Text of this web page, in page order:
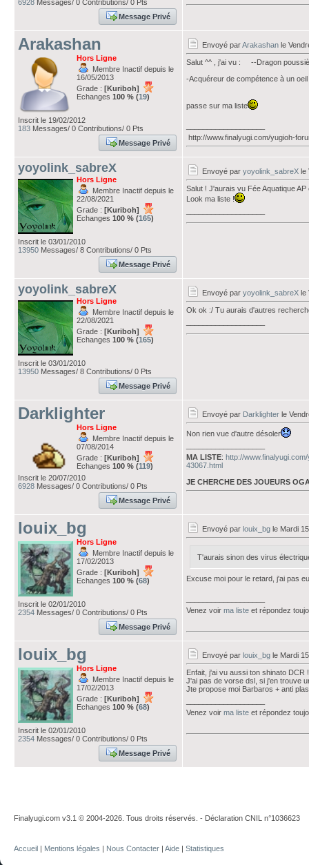
6928 Messages/ 0 Contributions/ 0 Pts
Message Privé
Arakashan
Hors Ligne
Membre Inactif depuis le
16/05/2013
Grade : [Kuriboh]
Echanges 100 % (19)
Inscrit le 19/02/2012
183 Messages/ 0 Contributions/ 0 Pts
Message Privé
Envoyé parArakashan le
Salut ^^ , j'ai vu : --Dragon
-Acquéreur de compétence à un
passe sur ma liste
http://www.finalyugi.com/yugioh-
yoyolink_sabreX
Hors Ligne
Membre Inactif depuis le
22/08/2021
Grade : [Kuriboh]
Echanges 100 % (165)
Inscrit le 03/01/2010
13950 Messages/ 8 Contributions/ 0 Pts
Message Privé
Envoyé par yoyolink_sabreX le
Salut ! J'aurais vu Fée Aquatique
Look ma liste !
yoyolink_sabreX
Hors Ligne
Membre Inactif depuis le
22/08/2021
Grade : [Kuriboh]
Echanges 100 % (165)
Inscrit le 03/01/2010
13950 Messages/ 8 Contributions/ 0 Pts
Message Privé
Envoyé par yoyolink_sabreX le
Ok ok :/ Tu aurais d'autres
Darklighter
Hors Ligne
Membre Inactif depuis le
07/08/2014
Grade : [Kuriboh]
Echanges 100 % (119)
Inscrit le 20/07/2010
6928 Messages/ 0 Contributions/ 0 Pts
Message Privé
Envoyé par Darklighter le
Non rien vue d'autre désoler
MA LISTE: http://
43067.html
JE CHERCHE DES JOUEURS
louix_bg
Hors Ligne
Membre Inactif depuis le
17/02/2013
Grade : [Kuriboh]
Echanges 100 % (68)
Inscrit le 02/01/2010
2354 Messages/ 0 Contributions/ 0 Pts
Message Privé
Envoyé par louix_bg le Mardi
T'aurais sinon des virus
Excuse moi pour le retard, j'ai pas
Venez voir ma liste et répondez
louix_bg
Hors Ligne
Membre Inactif depuis le
17/02/2013
Grade : [Kuriboh]
Echanges 100 % (68)
Inscrit le 02/01/2010
2354 Messages/ 0 Contributions/ 0 Pts
Message Privé
Envoyé par louix_bg le Mardi
Enfait, j'ai vu aussi ton shinato DCR !
J'ai pas de vorse dsl, si j'en trouve
Jte propose moi Barbaros + anti
Venez voir ma liste et répondez
Finalyugi.com v3.1 © 2004-2026. Tous droits réservés. - Déclaration CNIL n°1036623
Accueil | Mentions légales | Nous Contacter | Aide | Statistiques